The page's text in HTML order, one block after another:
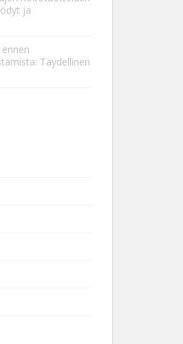
ja
Täydellinen